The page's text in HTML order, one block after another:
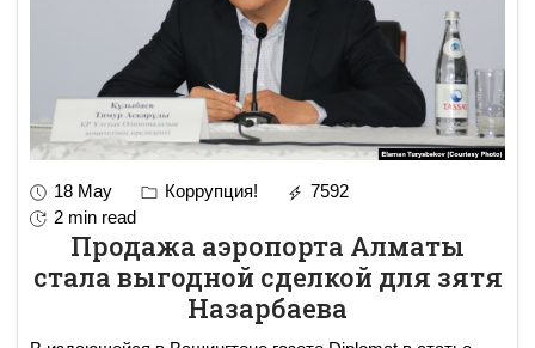
18 May Коррупция!
7592
2 min read
Продажа аэропорта Алматы
стала выгодной сделкой для зятя
Назарбаева